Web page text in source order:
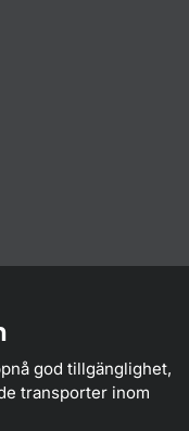
god tillgänglighet,
transporter inom